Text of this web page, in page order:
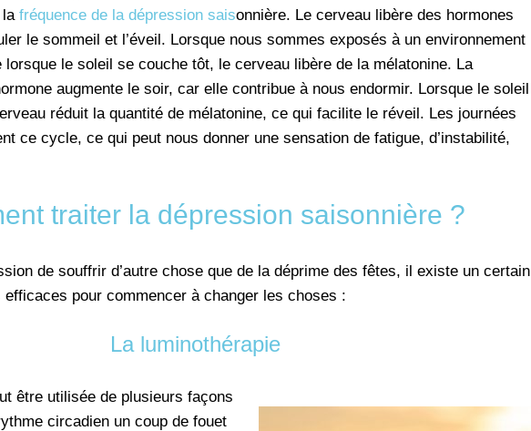
la fréquence de la dépression saisonnière. Le cerveau libère des hormones
le sommeil et l’éveil. Lorsque nous sommes exposés à un environnement
lorsque le soleil se couche tôt, le cerveau libère de la mélatonine. La
augmente le soir, car elle contribue à nous endormir. Lorsque le soleil
réduit la quantité de mélatonine, ce qui facilite le réveil. Les journées
ce cycle, ce qui peut nous donner une sensation de fatigue, d’instabilité,
traiter la dépression saisonnière ?
de souffrir d’autre chose que de la déprime des fêtes, il existe un certain
efficaces pour commencer à changer les choses :
La luminothérapie
être utilisée de plusieurs façons
circadien un coup de fouet